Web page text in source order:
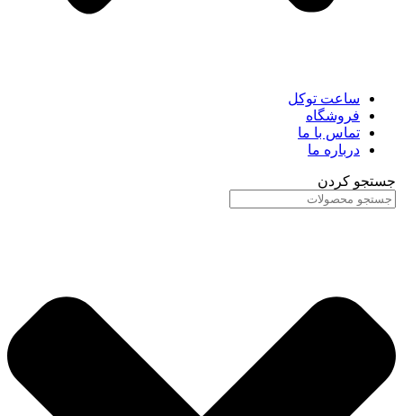
ساعت توکل
فروشگاه
تماس با ما
درباره ما
جستجو کردن